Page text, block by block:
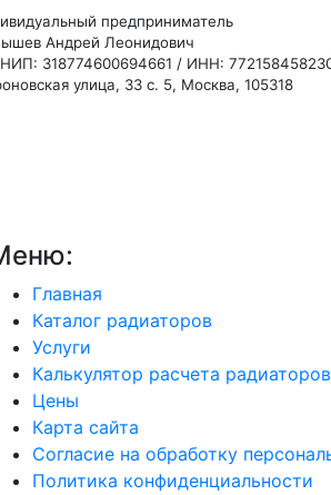
предприниматель
Андрей Леонидович
318774600694661 / ИНН:
улица, 33 с. 5, Москва, 105318
Главная
Каталог радиаторов
Услуги
Калькулятор расчета радиаторов
Цены
Карта сайта
Согласие на обработку
Политика конфиденциальности